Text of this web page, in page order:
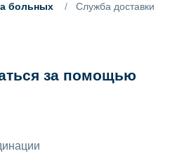
больных /
Служба доставки
за помощью